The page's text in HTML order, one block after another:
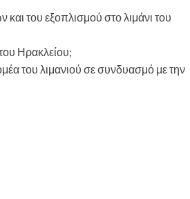
του εξοπλισμού στο λιμάνι του
Ηρακλείου;
του λιμανιού σε συνδυασμό με την